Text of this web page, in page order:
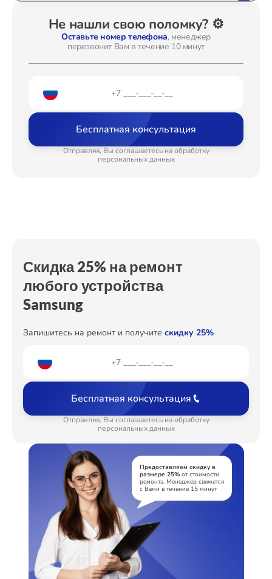
Замена диафрагмы от 1800₽
Замена диска управления от 2000₽
Не нашли свою поломку? ⚙️
Оставьте номер телефона, менеджер
перезвонит Вам в течение 10 минут
Бесплатная консультация
Отправляя, Вы соглашаетесь на обработку
персональных данных
Скидка 25% на ремонт
любого устройства
Samsung
Запишитесь на ремонт и получите скидку 25%
Бесплатная консультация
Отправляя, Вы соглашаетесь на обработку
персональных данных
Предоставляем скидку в
размере 25%от стоимости
ремонта. Менеджер свяжется
с Вами в течение 15 минут
Ремонт Стиральных машин
Ремонт Микроволновых печей
Ремонт Смарт-часов
Ремонт Сплит-систем